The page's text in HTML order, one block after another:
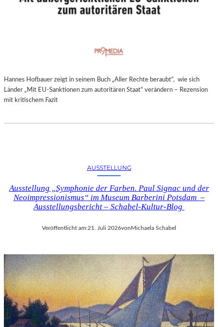
Hannes Hofbauer zeigt in seinem Buch „Aller Rechte beraubt“, wie sich
Länder „Mit EU-Sanktionen zum autoritären Staat“ verändern – Rezension
mit kritischem Fazit
AUSSTELLUNG
Ausstellung „Symphonie der Farben. Paul Signac und der
Neoimpressionismus“ im Museum Barberini Potsdam –
Ausstellungsbericht – Schabel-Kultur-Blog
Veröffentlicht am:21. Juli 2026vonMichaela Schabel